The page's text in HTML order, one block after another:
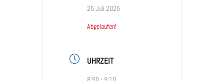
25 Juli 2025
Abgelaufen!
UHRZEIT